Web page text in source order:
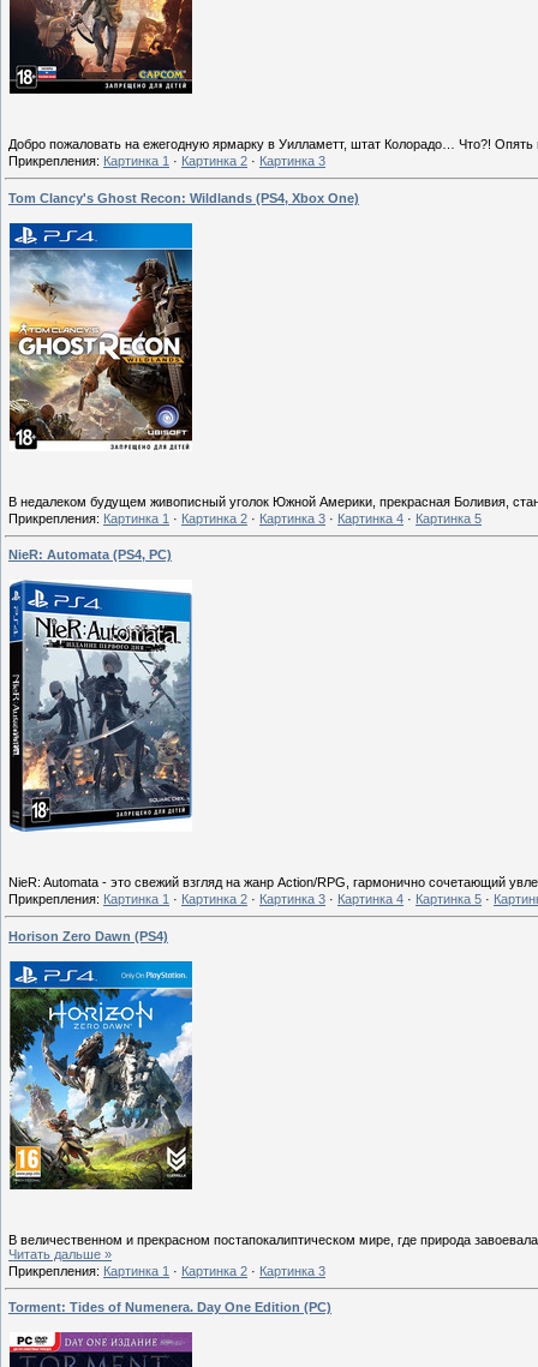
Добро пожаловать на ежегодную ярмарку в Уилламетт, штат Колорадо… Что?!
Прикрепления: Картинка 1 · Картинка 2 · Картинка 3
Tom Clancy's Ghost Recon: Wildlands (PS4, Xbox One)
В недалеком будущем живописный уголок Южной Америки, прекрасная Боливия,
Прикрепления: Картинка 1 · Картинка 2 · Картинка 3 · Картинка 4 · Картинка 5
NieR: Automata (PS4, PC)
NieR: Automata - это свежий взгляд на жанр Action/RPG, гармонично сочетающий
Прикрепления: Картинка 1 · Картинка 2 · Картинка 3 · Картинка 4 · Картинка 5 ·
Horison Zero Dawn (PS4)
В величественном и прекрасном постапокалиптическом мире, где природа
Читать дальше »
Прикрепления: Картинка 1 · Картинка 2 · Картинка 3
Torment: Tides of Numenera. Day One Edition (PC)